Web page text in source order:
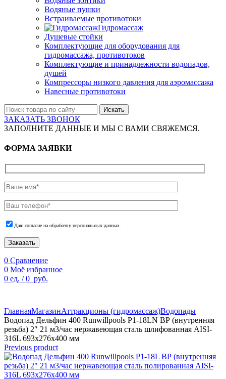
Водяные пушки
Встраиваемые противотоки
Гидромассаж
Душевые стойки
Комплектующие для оборудования для
гидромассажа, противотоков
Комплектующие и принадлежности водопадов,
душей
Компрессоры низкого давления для аэромассажа
Навесные противотоки
Искать
ЗАКАЗАТЬ ЗВОНОК
ЗАПОЛНИТЕ ДАННЫЕ И МЫ С ВАМИ СВЯЖЕМСЯ.
ФОРМА ЗАЯВКИ
Даю согласие на обработку персональных данных.
Заказать
0 Сравнение
0 Моё избранное
0 ед. / 0 руб.
ГлавнаяМагазинАттракционы (гидромассаж)Водопады
Водопад Дельфин 400 Runwillpools Р1-18LN ВР (внутренняя
резьба) 2″ 21 м3/час нержавеющая сталь шлифованная AISI-
316L 693х276х400 мм
Previous product